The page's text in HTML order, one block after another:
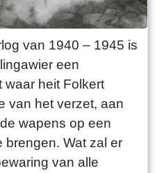
wordt hieronder
was den 9e mei
de grens tamelijk
hadden we bericht
toestand weer was
alle militaire
grensbewakers,
van 1940 – 1945 is
een
heit Folkert
van het verzet, aan
wapens op een
brengen. Wat zal er
van alle